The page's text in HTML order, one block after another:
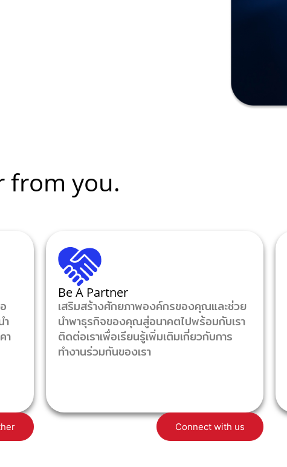
from you.
ำ
า
Be A Partner
เสริมสร้างศักยภาพองค์กรของคุณและช่วย
นำพาธุรกิจของคุณสู่อนาคตไปพร้อมกับเรา
ติดต่อเราเพื่อเรียนรู้เพิ่มเติมเกี่ยวกับการ
ทำงานร่วมกันของเรา
Connect with us